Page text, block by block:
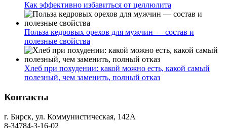
Как эффективно избавиться от целлюлита
Польза кедровых орехов для мужчин — состав и
полезные свойства
Хлеб при похудении: какой можно есть, какой самый
полезный, чем заменить, полный отказ
Контакты
г. Бирск, ул. Коммунистическая, 142А
8-34784-3-16-02